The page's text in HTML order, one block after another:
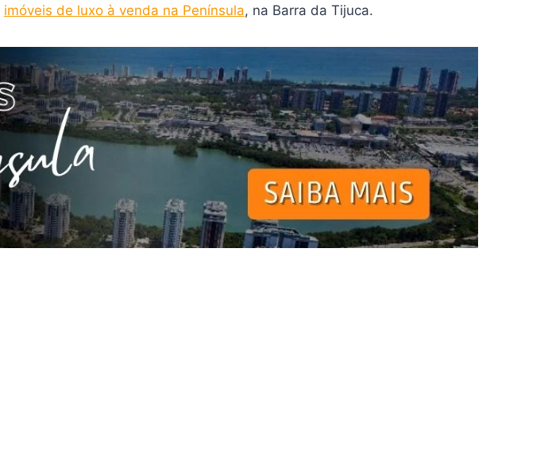
imóveis de luxo à venda na Península, na Barra da Tijuca.